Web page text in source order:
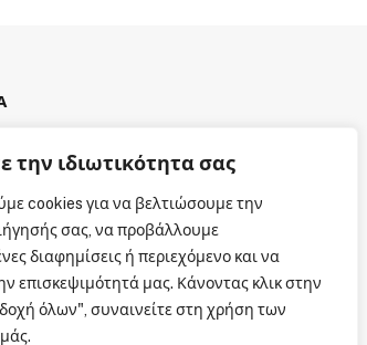
την ιδιωτικότητα σας
cookies για να βελτιώσουμε την
σας, να προβάλλουμε
διαφημίσεις ή περιεχόμενο και να
επισκεψιμότητά μας. Κάνοντας κλικ στην
όλων", συναινείτε στη χρήση των